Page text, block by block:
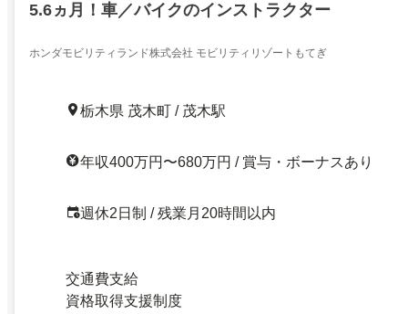
5.6ヵ月！車／バイクのインストラクター
ホンダモビリティランド株式会社 モビリティリゾートもてぎ
栃木県 茂木町 / 茂木駅
年収400万円〜680万円 / 賞与・ボーナスあり
週休2日制 / 残業月20時間以内
交通費支給
資格取得支援制度